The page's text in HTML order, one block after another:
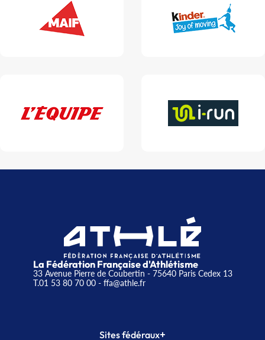
La Fédération Française d'Athlétisme
33 Avenue Pierre de Coubertin - 75640 Paris Cedex 13
T.01 53 80 70 00- ffa@athle.fr
Sites fédéraux+